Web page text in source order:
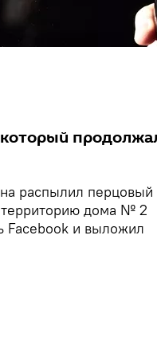
распылил перцовый
территорию дома № 2
Facebook и выложил